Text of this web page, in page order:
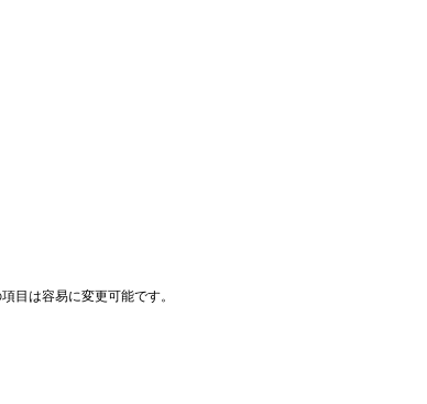
目は容易に変更可能です。